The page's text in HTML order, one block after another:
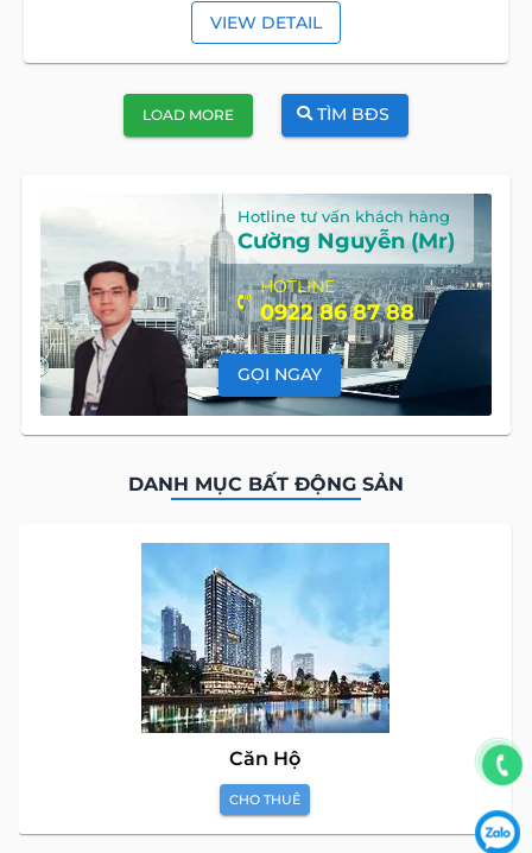
VIEW DETAIL
LOAD MORE TÌM BĐS
Hotline tư vấn khách hàng
Cường Nguyễn (Mr)
HOTLINE
0922 86 87 88
GỌI NGAY
DANH MỤC BẤT ĐỘNG SẢN
Căn Hộ
CHO THUÊ